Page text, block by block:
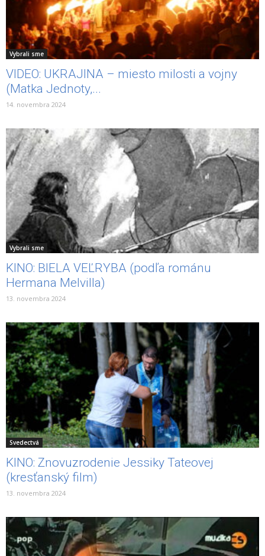
Vybrali sme
VIDEO: UKRAJINA – miesto milosti a vojny
(Matka Jednoty,...
14. novembra 2024
Vybrali sme
KINO: BIELA VEĽRYBA (podľa románu
Hermana Melvilla)
13. novembra 2024
Svedectvá
KINO: Znovuzrodenie Jessiky Tateovej
(kresťanský film)
13. novembra 2024